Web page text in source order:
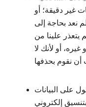
غير دقيقة؛ أو
لم نعد بحاجة إلى
يتعذر علينا من
أو لأنك لا
على البيانات
إلكتروني